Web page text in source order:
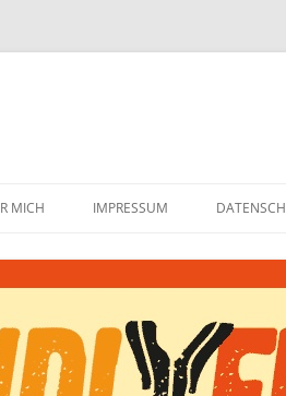
MICH IMPRESSUM